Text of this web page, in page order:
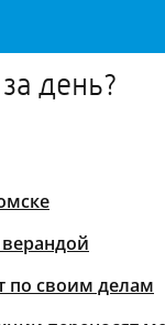
день?
по своим делам